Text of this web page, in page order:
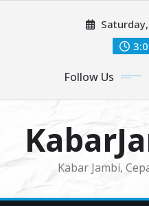
Follow Us
Kabar Jambi,